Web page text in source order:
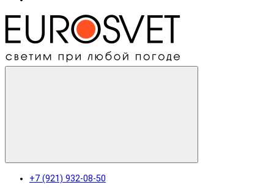
+7 (921) 932-08-50